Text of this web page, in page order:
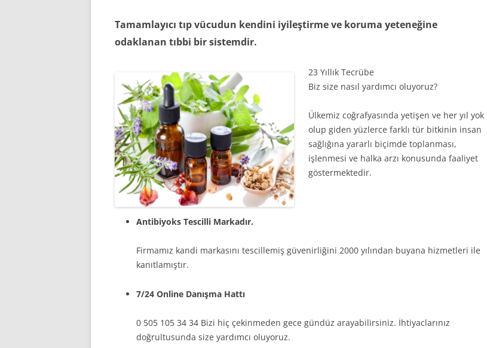
Tamamlayıcı tıp vücudun kendini iyileştirme ve koruma yeteneğine
odaklanan tıbbi bir sistemdir.
23 Yıllık Tecrübe
Biz size nasıl yardımcı oluyoruz?
Ülkemiz coğrafyasında yetişen ve her yıl yok
olup giden yüzlerce farklı tür bitkinin insan
sağlığına yararlı biçimde toplanması,
işlenmesi ve halka arzı konusunda faaliyet
göstermektedir.
Antibiyoks Tescilli Markadır.
Firmamız kandi markasını tescillemiş güvenirliğini 2000 yılından buyana hizmetleri ile
kanıtlamıştır.
7/24 Online Danışma Hattı
0 505 105 34 34 Bizi hiç çekinmeden gece gündüz arayabilirsiniz. İhtiyaclarınız
doğrultusunda size yardımcı oluyoruz.